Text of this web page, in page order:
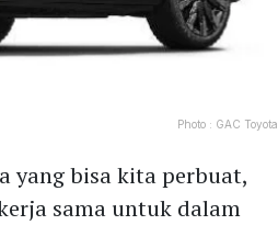
Photo : GAC Toyota
yang bisa kita perbuat,
sama untuk dalam